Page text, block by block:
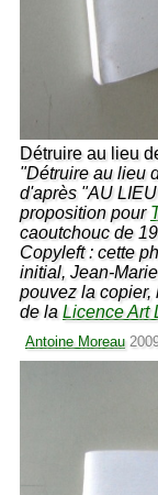
Détruire au lieu
"Détruire au lieu
d'après "AU
proposition pour
caoutchouc de
Copyleft : cette
initial, Jean-
pouvez la copier,
de laLicence Art
Antoine Moreau